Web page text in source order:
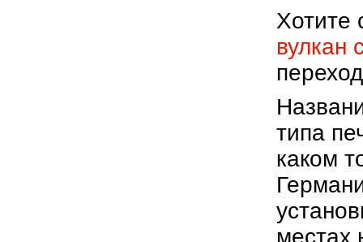
Хотите
вулкан
типа
каком
местах